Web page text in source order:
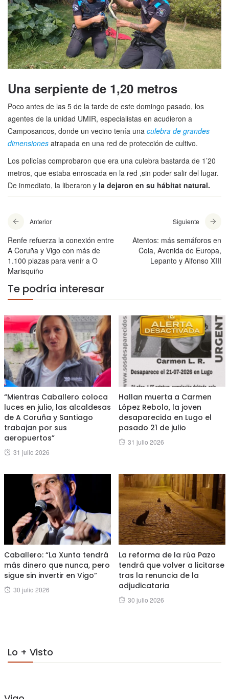
Una serpiente de 1,20 metros
Poco antes de las 5 de la tarde de este domingo pasado, los
agentes de la unidad UMIR, especialistas en acudieron a
Camposancos, donde un vecino tenía una culebra de grandes
dimensiones atrapada en una red de protección de cultivo.
Los policías comprobaron que era una culebra bastarda de 1’20
metros, que estaba enroscada en la red ,sin poder salir del lugar.
De inmediato, la liberaron y la dejaron en su hábitat natural.
Anterior
Renfe refuerza la conexión entre
A Coruña y Vigo con más de
1.100 plazas para venir a O
Marisquiño
Siguiente
Atentos: más semáforos en
Coia, Avenida de Europa,
Lepanto y Alfonso XIII
Te podría interesar
“Mientras Caballero coloca
luces en julio, las alcaldesas
de A Coruña y Santiago
trabajan por sus
aeropuertos”
Posted
31 julio 2026
Hallan muerta a Carmen
López Rebolo, la joven
desaparecida en Lugo el
pasado 21 de julio
Posted
31 julio 2026
Caballero: “La Xunta tendrá
más dinero que nunca, pero
sigue sin invertir en Vigo”
Posted
30 julio 2026
La reforma de la rúa Pazo
tendrá que volver a licitarse
tras la renuncia de la
adjudicataria
Posted
30 julio 2026
Lo + Visto